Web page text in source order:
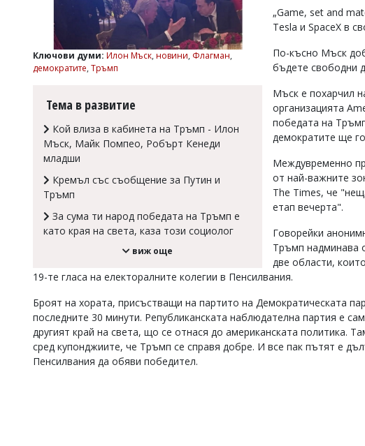
v.vasilev@flagman.bg
Касабова,
k.kassabova@flagman.bg
редактор:
office@flagman.bg
Коментарите
въвеждат
редакцията
отговорност
откриете
Ключови думи: Илон Мъск, новини, Флагман,
демократите, Тръмп
Тема в развитие
Кой влиза в кабинета на Тръмп - Илон
Мъск, Майк Помпео, Робърт Кенеди
младши
Кремъл със съобщение за Путин и
Тръмп
За сума ти народ победата на Тръмп е
като края на света, каза този социолог
виж още
„Game, set and
Tesla и SpaceX в
По-късно Мъск
бъдете свободни
Мъск е похарчил
организацията
победата на
демократите ще
Междувременно
от най-важните
The Times, че
етап вечерта".
Говорейки
Тръмп надминава
две области,
19-те гласа на електоралните колегии в Пенсилвания.
Броят на хората, присъстващи на партито на Демократическата
последните 30 минути. Републиканската наблюдателна партия е
другият край на света, що се отнася до американската политика.
сред купонджиите, че Тръмп се справя добре. И все пак пътят е
Пенсилвания да обяви победител.